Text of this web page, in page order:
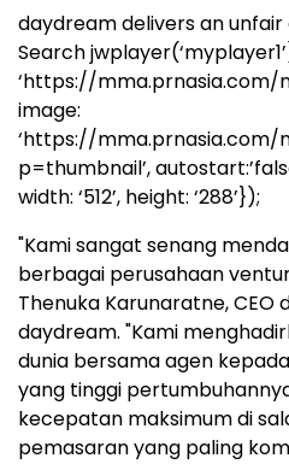
daydream delivers an unfair
Search
‘https://mma.prnasia.com/
image:
‘https://
p=thumbnail’,
width: ‘512’, height: ‘288’});
"Kami sangat senang
berbagai perusahaan
Thenuka Karunaratne, CEO
daydream. "Kami
dunia bersama agen
yang tinggi
kecepatan maksimum di
pemasaran yang paling